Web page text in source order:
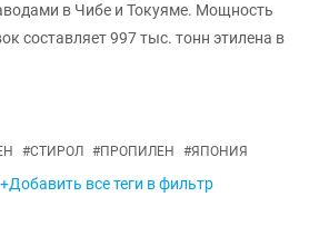
в Чибе и Токуяме. Мощность
составляет 997 тыс. тонн этилена в
#СТИРОЛ #ПРОПИЛЕН #ЯПОНИЯ
+Добавить все теги в фильтр